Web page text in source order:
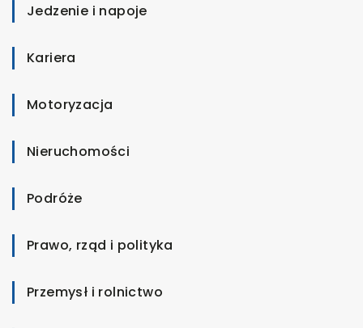
Jedzenie i napoje
Kariera
Motoryzacja
Nieruchomości
Podróże
Prawo, rząd i polityka
Przemysł i rolnictwo